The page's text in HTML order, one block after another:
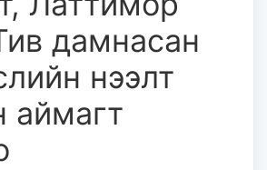
дамнасан
нээлт
аймагт